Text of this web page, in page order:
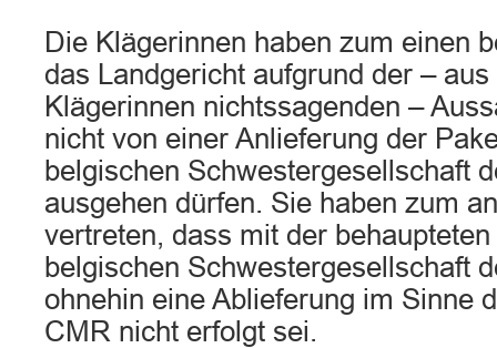
Die Klägerinnen haben zum einen
das Landgericht aufgrund der –
Klägerinnen nichtssagenden –
nicht von einer Anlieferung der
belgischen Schwestergesellschaft
ausgehen dürfen. Sie haben zum
vertreten, dass mit der
belgischen Schwestergesellschaft
ohnehin eine Ablieferung im Sinne
CMR nicht erfolgt sei.